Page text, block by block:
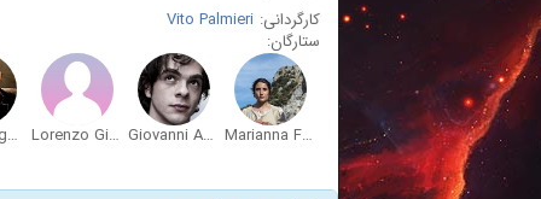
کارگردانی: Vito Palmieri
ستارگان:
Marianna Fontana
Giovanni Anzaldo
Lorenzo Gioielli
Nicola Rignanese